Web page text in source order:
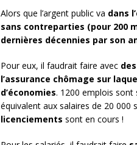
Alors que l’argent public va dans
sans contreparties (pour 200
dernières décennies par son
Pour eux, il faudrait faire avec
l’assurance chômage sur
d’économies. 1200 emplois sont
équivalent aux salaires de 20 000
licenciements sont en cours !